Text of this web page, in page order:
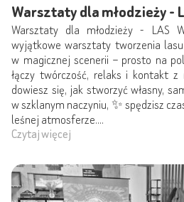
Warsztaty dla młodzieży -
Warsztaty dla młodzieży - LAS
wyjątkowe warsztaty tworzenia
w magicznej scenerii – prosto na
łączy twórczość, relaks i kontakt
dowiesz się, jak stworzyć własny,
w szklanym naczyniu, ✨ spędzisz
leśnej atmosferze....
Czytaj więcej